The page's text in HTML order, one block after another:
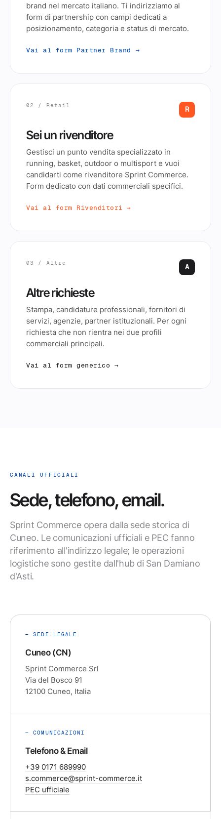
brand nel mercato italiano. Ti indirizziamo al
form di partnership con campi dedicati a
posizionamento, categoria e status di mercato.
Vai al form Partner Brand →
02 / Retail
R
Sei un rivenditore
Gestisci un punto vendita specializzato in
running, basket, outdoor o multisport e vuoi
candidarti come rivenditore Sprint Commerce.
Form dedicato con dati commerciali specifici.
Vai al form Rivenditori →
03 / Altre
A
Altre richieste
Stampa, candidature professionali, fornitori di
servizi, agenzie, partner istituzionali. Per ogni
richiesta che non rientra nei due profili
commerciali principali.
Vai al form generico →
CANALI UFFICIALI
Sede, telefono, email.
Sprint Commerce opera dalla sede storica di
Cuneo. Le comunicazioni ufficiali e PEC fanno
riferimento all'indirizzo legale; le operazioni
logistiche sono gestite dall'hub di San Damiano
d'Asti.
— SEDE LEGALE
Cuneo (CN)
Sprint Commerce Srl
Via del Bosco 91
12100 Cuneo, Italia
— COMUNICAZIONI
Telefono & Email
+39 0171 689990
s.commerce@sprint-commerce.it
PEC ufficiale